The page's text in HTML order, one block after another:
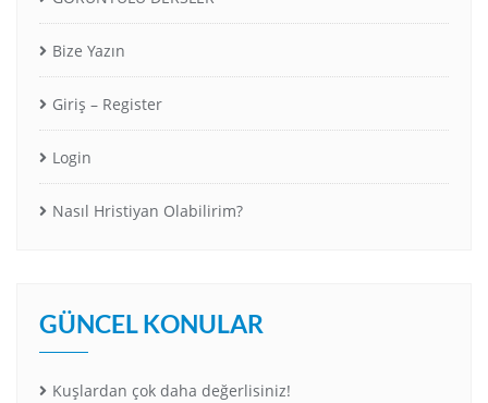
Bize Yazın
Giriş – Register
Login
Nasıl Hristiyan Olabilirim?
GÜNCEL KONULAR
Kuşlardan çok daha değerlisiniz!